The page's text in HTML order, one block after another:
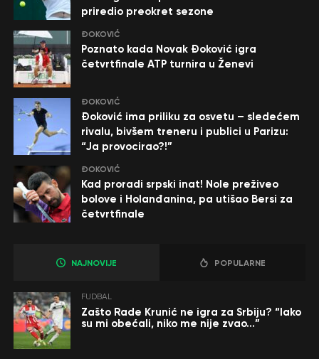
priredio preokret sezone
ĐOKOVIĆ
Poznato kada Novak Đoković igra
četvrtfinale ATP turnira u Ženevi
ĐOKOVIĆ
Đoković ima priliku za osvetu – sledećem
rivalu, bivšem treneru i publici u Parizu:
“Ja provocirao?!”
ĐOKOVIĆ
Kad proradi srpski inat! Nole preživeo
bolove i Holanđanina, pa utišao Bersi za
četvrtfinale
NAJNOVIJE POPULARNE
FUDBAL
Zašto Rade Krunić ne igra za Srbiju? “Iako
su mi obećali, niko me nije zvao…”